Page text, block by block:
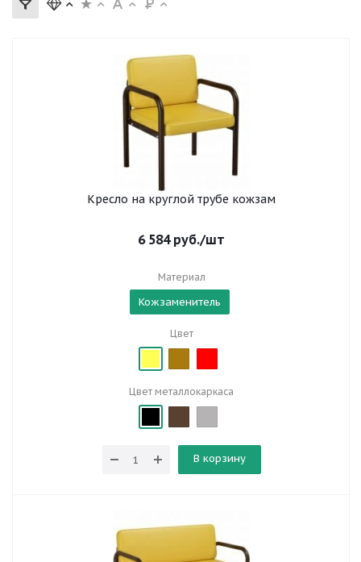
Кресло на круглой трубе кожзам
6 584руб./шт
Материал
Кожзаменитель
Цвет
Цвет металлокаркаса
В корзину